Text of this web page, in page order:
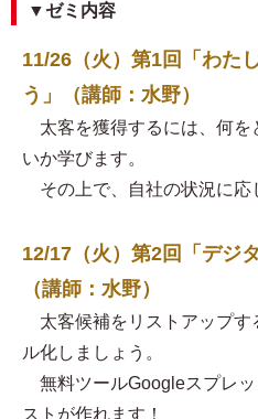
▼ゼミ内容
11/26（火）第1回「わた
う」（講師：水野）
太客を獲得するには、何を
いか学びます。
その上で、自社の状況に応
12/17（火）第2回「デジ
（講師：水野）
太客候補をリストアップす
ル化しましょう。
無料ツールGoogleスプレッ
ストが作れます！